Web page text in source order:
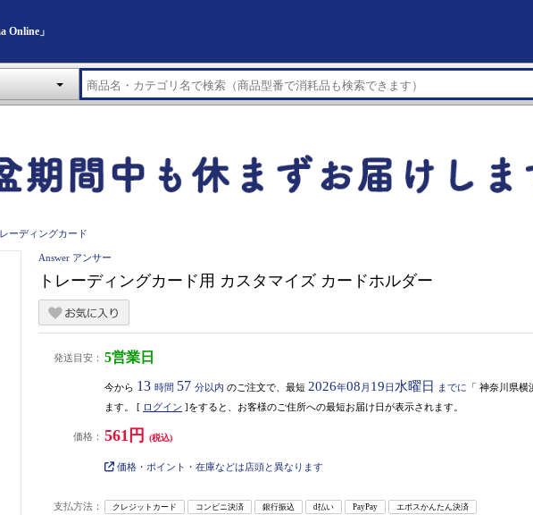
Online」
レーディングカード
Answer アンサー
トレーディングカード用 カスタマイズ カードホルダー
発送目安： 5営業日
今から 13 時間 57 分以内 のご注文で、最短 2026年08 月 19日 水曜日 までに 「 神奈川県横
ます。 [ ログイン ]をすると、お客様のご住所への最短お届け日が表示されます。
価格： 561円 (税込)
価格・ポイント・在庫などは店頭と異なります
支払方法： クレジットカード コンビニ決済 銀行振込 d払い PayPay エポスかんたん決済